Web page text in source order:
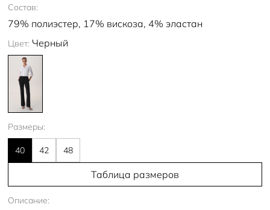
Состав:
79% полиэстер, 17% вискоза, 4% эластан
Цвет: Черный
Размеры:
40 42 48
Таблица размеров
Описание: